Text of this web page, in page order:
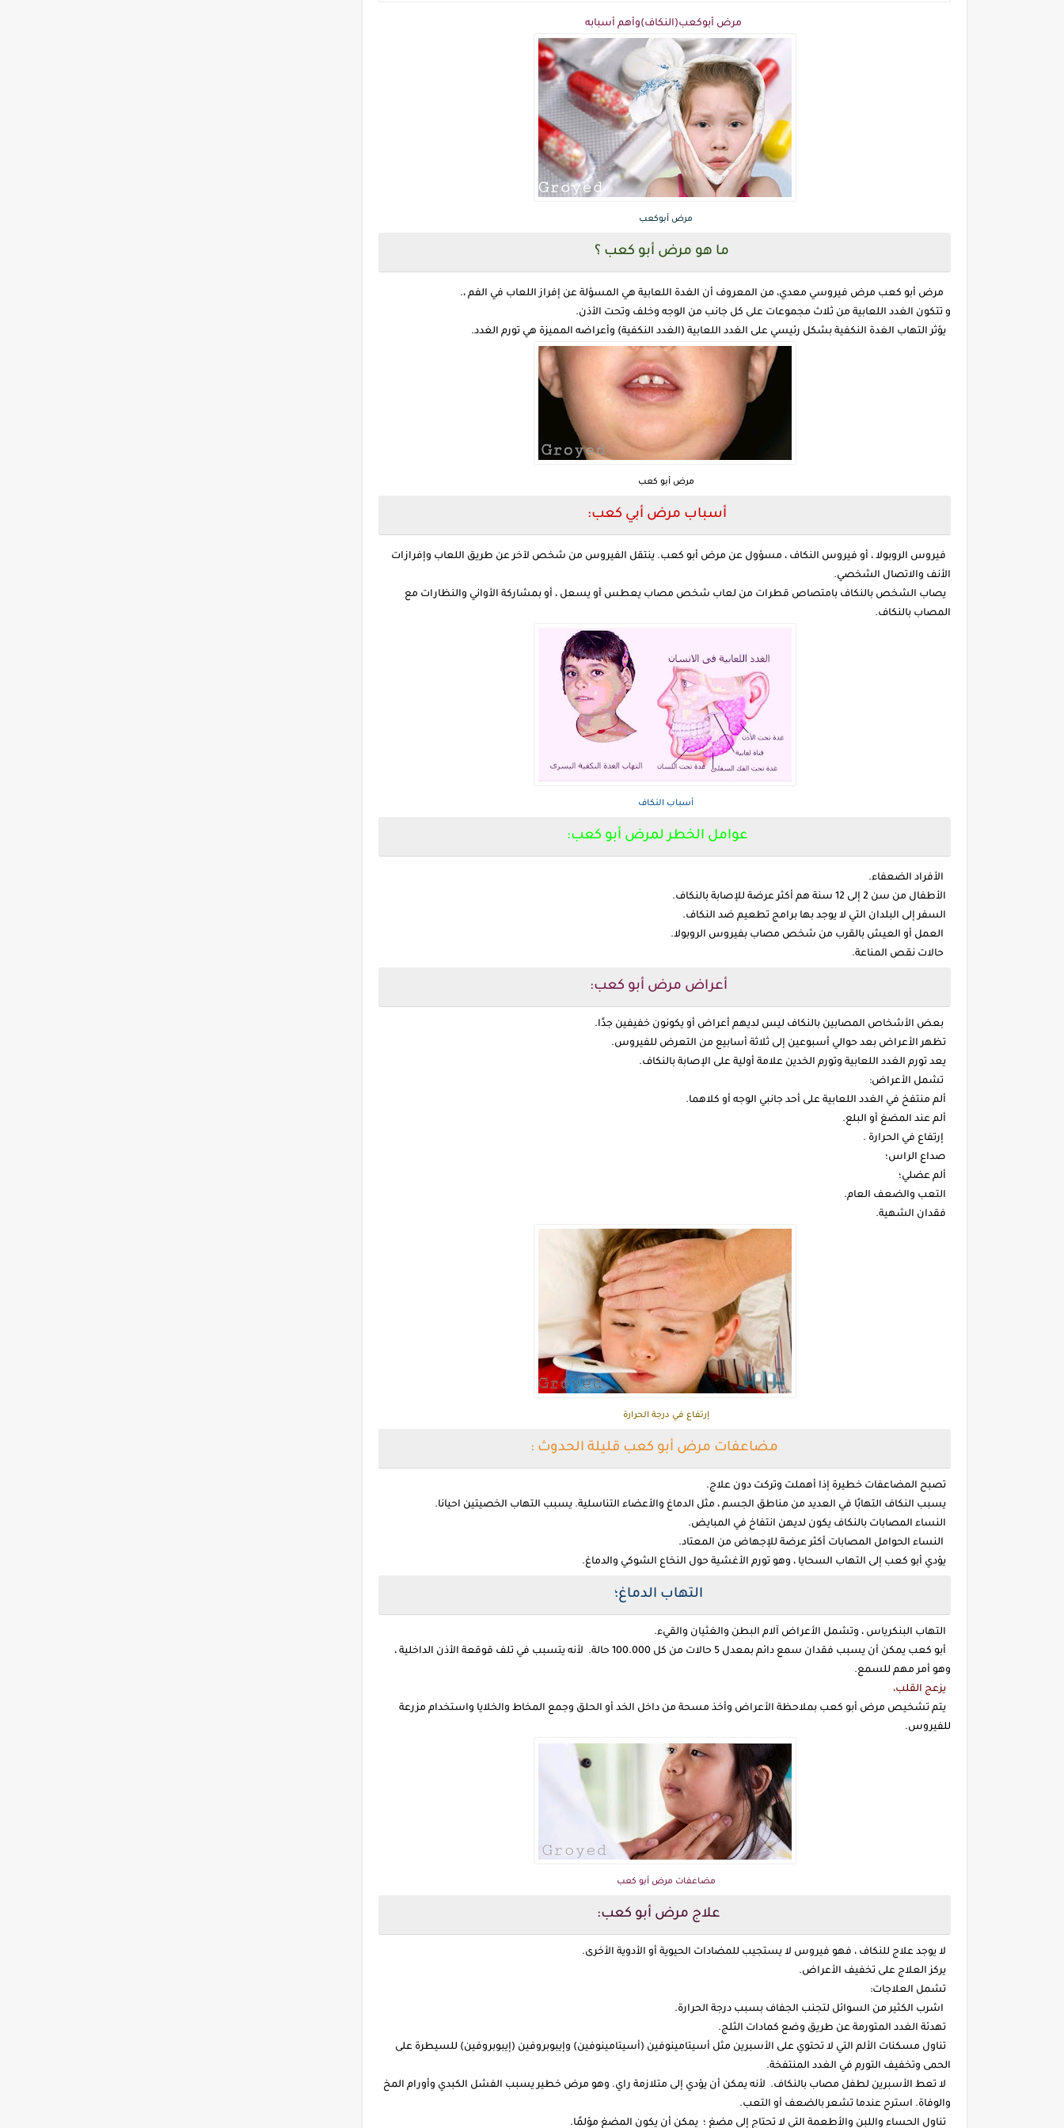
مرض أبوكعب(النكاف)وأهم أسبابه
مرض أبوكعب
ما هو مرض أبو كعب ؟
مرض أبو كعب مرض فيروسي معدي، من المعروف أن الغدة اللعابية هي المسؤلة عن إفراز اللعاب في الفم ،.
و تتكون الغدد اللعابية من ثلاث مجموعات على كل جانب من الوجه وخلف وتحت الأذن.
يؤثر التهاب الغدة النكفية بشكل رئيسي على الغدد اللعابية (الغدد النكفية) وأعراضه المميزة هي تورم الغدد.
مرض أبو كعب
أسباب مرض أبي كعب:
فيروس الروبولا ، أو فيروس النكاف ، مسؤول عن مرض أبو كعب. ينتقل الفيروس من شخص لآخر عن طريق اللعاب وإفرازات
الأنف والاتصال الشخصي.
يصاب الشخص بالنكاف بامتصاص قطرات من لعاب شخص مصاب يعطس أو يسعل ، أو بمشاركة الأواني والنظارات مع
المصاب بالنكاف.
أسباب النكاف
عوامل الخطر لمرض أبو كعب:
الأفراد الضعفاء.
الأطفال من سن 2 إلى 12 سنة هم أكثر عرضة للإصابة بالنكاف.
السفر إلى البلدان التي لا يوجد بها برامج تطعيم ضد النكاف.
العمل أو العيش بالقرب من شخص مصاب بفيروس الروبولا.
حالات نقص المناعة.
أعراض مرض أبو كعب:
بعض الأشخاص المصابين بالنكاف ليس لديهم أعراض أو يكونون خفيفين جدًا.
تظهر الأعراض بعد حوالي أسبوعين إلى ثلاثة أسابيع من التعرض للفيروس.
يعد تورم الغدد اللعابية وتورم الخدين علامة أولية على الإصابة بالنكاف.
تشمل الأعراض:
ألم منتفخ في الغدد اللعابية على أحد جانبي الوجه أو كلاهما.
ألم عند المضغ أو البلع.
إرتفاع في الحرارة .
صداع الراس؛
ألم عضلي؛
التعب والضعف العام.
فقدان الشهية.
إرتفاع في درجة الحرارة
مضاعفات مرض أبو كعب قليلة الحدوث :
تصبح المضاعفات خطيرة إذا أهملت وتركت دون علاج.
يسبب النكاف التهابًا في العديد من مناطق الجسم ، مثل الدماغ والأعضاء التناسلية. يسبب التهاب الخصيتين احيانا.
النساء المصابات بالنكاف يكون لديهن انتفاخ في المبايض.
النساء الحوامل المصابات أكثر عرضة للإجهاض من المعتاد.
يؤدي أبو كعب إلى التهاب السحايا ، وهو تورم الأغشية حول النخاع الشوكي والدماغ.
التهاب الدماغ؛
التهاب البنكرياس ، وتشمل الأعراض آلام البطن والغثيان والقيء.
أبو كعب يمكن أن يسبب فقدان سمع دائم بمعدل 5 حالات من كل 100.000 حالة. لأنه يتسبب في تلف قوقعة الأذن الداخلية ،
وهو أمر مهم للسمع.
يزعج القلب،
يتم تشخيص مرض أبو كعب بملاحظة الأعراض وأخذ مسحة من داخل الخد أو الحلق وجمع المخاط والخلايا واستخدام مزرعة
للفيروس.
مضاعفات مرض أبو كعب
علاج مرض أبو كعب:
لا يوجد علاج للنكاف ، فهو فيروس لا يستجيب للمضادات الحيوية أو الأدوية الأخرى.
يركز العلاج على تخفيف الأعراض.
تشمل العلاجات:
اشرب الكثير من السوائل لتجنب الجفاف بسبب درجة الحرارة.
تهدئة الغدد المتورمة عن طريق وضع كمادات الثلج.
تناول مسكنات الألم التي لا تحتوي على الأسبرين مثل أسيتامينوفين (أسيتامينوفين) وإيبوبروفين (إيبوبروفين) للسيطرة على
الحمى وتخفيف التورم في الغدد المنتفخة.
لا تعط الأسبرين لطفل مصاب بالنكاف. لأنه يمكن أن يؤدي إلى متلازمة راي. وهو مرض خطير يسبب الفشل الكبدي وأورام المخ
والوفاة. استرح عندما تشعر بالضعف أو التعب.
تناول الحساء واللبن والأطعمة التي لا تحتاج إلى مضغ ؛ يمكن أن يكون المضغ مؤلمًا.